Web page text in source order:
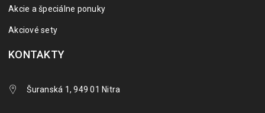
Akcie a špeciálne ponuky
Akciové sety
KONTAKTY
Šuranská 1, 949 01 Nitra